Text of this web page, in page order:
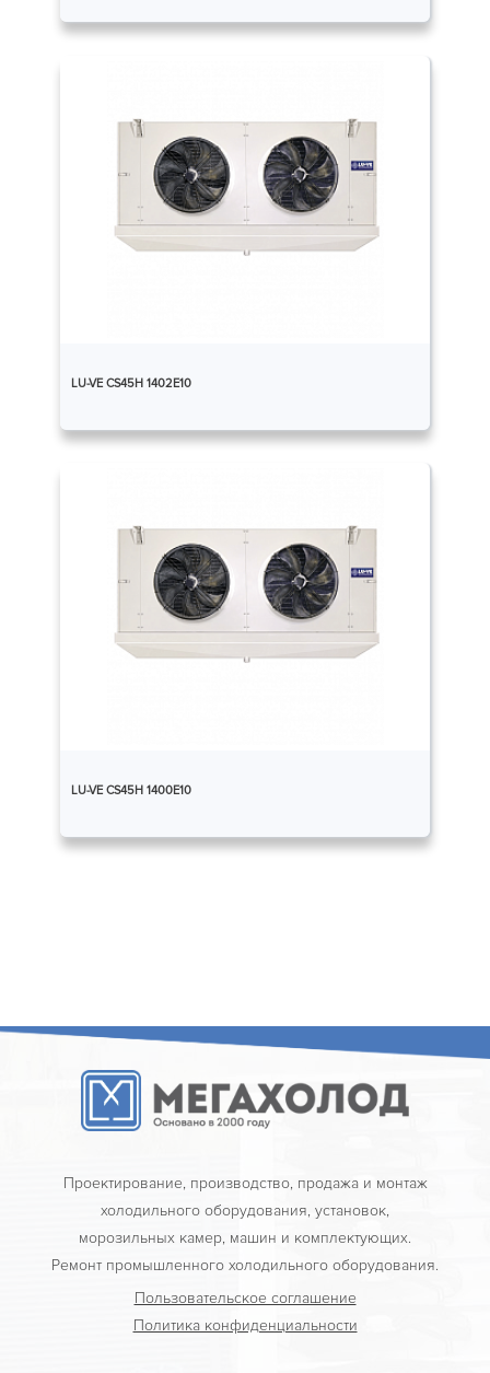
LU-VE CS45H 1402E10
LU-VE CS45H 1400E10
Проектирование, производство, продажа и монтаж
холодильного оборудования, установок,
морозильных камер, машин и комплектующих.
Ремонт промышленного холодильного оборудования.
Пользовательское соглашение
Политика конфиденциальности